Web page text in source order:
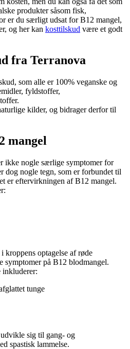
produkter såsom fisk,
er du særligt udsat for B12 mangel,
og her kan kosttilskud være et godt
fra Terranova
som alle er 100% veganske og
fyldstoffer,
kilder, og bidrager derfor til
mangel
ikke nogle særlige symptomer for
dog nogle tegn, som er forbundet til
er eftervirkningen af B12 mangel.
kroppens optagelse af røde
symptomer på B12 blodmangel.
inkluderer:
tunge
sig til gang- og
spastisk lammelse.